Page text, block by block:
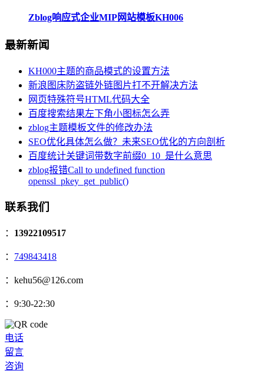
Zblog响应式企业MIP网站模板KH006
最新新闻
KH000主题的商品模式的设置方法
新浪图床防盗链外链图片打不开解决方法
网页特殊符号HTML代码大全
百度搜索结果左下角小图标怎么弄
zblog主题模板文件的修改办法
SEO优化具体怎么做？未来SEO优化的方向剖析
百度统计关键词带数字前缀0_10_是什么意思
zblog报错Call to undefined function
openssl_pkey_get_public()
联系我们
： 13922109517
： 749843418
：kehu56@126.com
：9:30-22:30
电话
留言
咨询